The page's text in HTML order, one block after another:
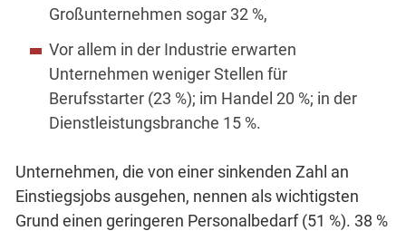
Großunternehmen sogar 32 %,
Vor allem in der Industrie erwarten
Unternehmen weniger Stellen für
Berufsstarter (23 %); im Handel 20 %; in der
Dienstleistungsbranche 15 %.
Unternehmen, die von einer sinkenden Zahl an
Einstiegsjobs ausgehen, nennen als wichtigsten
Grund einen geringeren Personalbedarf (51 %). 38 %